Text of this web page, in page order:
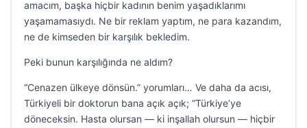
amacım, başka hiçbir kadının benim yaşadıklarımı
yaşamamasıydı. Ne bir reklam yaptım, ne para kazandım,
ne de kimseden bir karşılık bekledim.
Peki bunun karşılığında ne aldım?
“Cenazen ülkeye dönsün.” yorumları… Ve daha da acısı,
Türkiyeli bir doktorun bana açık açık; “Türkiye’ye
döneceksin. Hasta olursan — ki inşallah olursun — hiçbir